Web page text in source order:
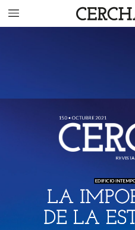
EDIFICIO
LA
DE LA
REVISTA
150 • OCTUBRE 2021